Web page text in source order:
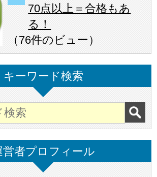
70点以上＝合格もあ
る！
（76件のビュー ）
キーワード検索
営者プロフィール